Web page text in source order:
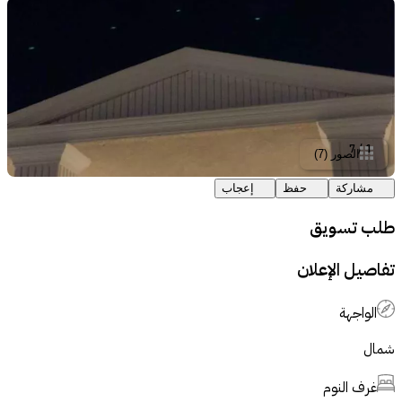
1
/
7
الصور (
7
)
مشاركة حفظ إعجاب
طلب تسويق
تفاصيل الإعلان
الواجهة
شمال
غرف النوم